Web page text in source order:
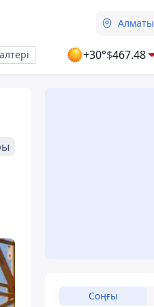
Алматы
+30°$467.48
Соңғы